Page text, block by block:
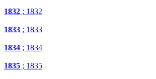
1832 ; 1832
1833 ; 1833
1834 ; 1834
1835 ; 1835